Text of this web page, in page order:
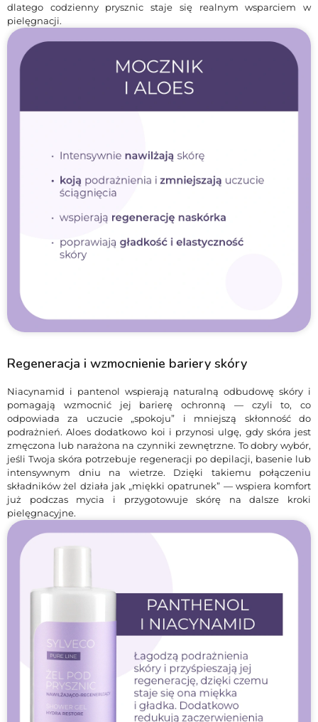
dlatego codzienny prysznic staje się realnym wsparciem w
pielęgnacji.
Regeneracja i wzmocnienie bariery skóry
Niacynamid i pantenol wspierają naturalną odbudowę skóry i
pomagają wzmocnić jej barierę ochronną — czyli to, co
odpowiada za uczucie „spokoju” i mniejszą skłonność do
podrażnień. Aloes dodatkowo koi i przynosi ulgę, gdy skóra jest
zmęczona lub narażona na czynniki zewnętrzne. To dobry wybór,
jeśli Twoja skóra potrzebuje regeneracji po depilacji, basenie lub
intensywnym dniu na wietrze. Dzięki takiemu połączeniu
składników żel działa jak „miękki opatrunek” — wspiera komfort
już podczas mycia i przygotowuje skórę na dalsze kroki
pielęgnacyjne.